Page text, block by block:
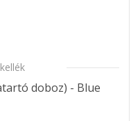
doboz) - Blue